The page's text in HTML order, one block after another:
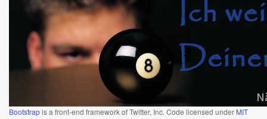
Bootstrapis a front-end framework of Twitter, Inc. Code licensed under MIT